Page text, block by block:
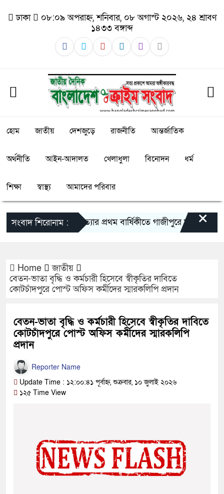
ঢাকা
০৮:০৯ অপরাহ্ন, শনিবার, ০৮ অগাস্ট ২০২৬, ২৪ শ্রাবণ
১৪৩৩ বঙ্গাব্দ
হোম জাতীয় দেশজুড়ে রাজনীতি আন্তর্জাতিক
অর্থনীতি আইন-আদালত খেলাধুলা বিনোদন ধর্ম
শিক্ষা স্বাস্থ্য আমাদের পরিবার
সংবাদ শিরোনাম :তুহিন হত্যার প্রথম বার্ষিকীতে গাজীপুরে মানববন্ধন: দ্রুত
×
Home
জাতীয়
বেতন-ভাতা বৃদ্ধি ও কর্মচারী হিসেবে স্বীকৃতির দাবিতে
কোটচাঁদপুরে পোস্ট অফিস কর্মীদের স্মারকলিপি প্রদান
বেতন-ভাতা বৃদ্ধি ও কর্মচারী হিসেবে স্বীকৃতির দাবিতে
কোটচাঁদপুরে পোস্ট অফিস কর্মীদের স্মারকলিপি
প্রদান
Reporter Name
Update Time : ১২:০০:৪১ পূর্বাহ্ন, শুক্রবার, ১০ জুলাই ২০২৬
১২৫ Time View